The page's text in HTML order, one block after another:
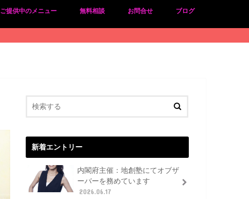
ご提供中のメニュー 無料相談 お問合せ ブログ
新着エントリー
内閣府主催：地創塾にてオブザ
ーバーを務めています
2026.06.17